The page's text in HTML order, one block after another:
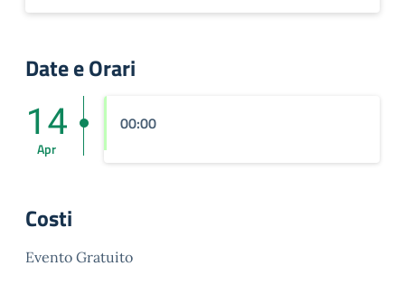
Date e Orari
14
Apr
00:00
Costi
Evento Gratuito